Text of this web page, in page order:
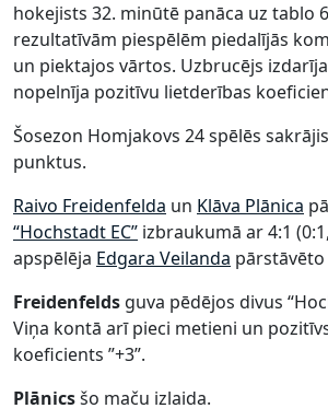
hokejists 32. minūtē panāca uz tablo
rezultatīvām piespēlēm piedalījās
un piektajos vārtos. Uzbrucējs
nopelnīja pozitīvu lietderības
Šosezon Homjakovs 24 spēlēs
punktus.
Raivo Freidenfelda un Klāva Plānica
“Hochstadt EC” izbraukumā ar 4:1
apspēlēja Edgara Veilanda pārstāvēto
Freidenfelds guva pēdējos divus
Viņa kontā arī pieci metieni un
koeficients ”+3”.
Plānicsšo maču izlaida.